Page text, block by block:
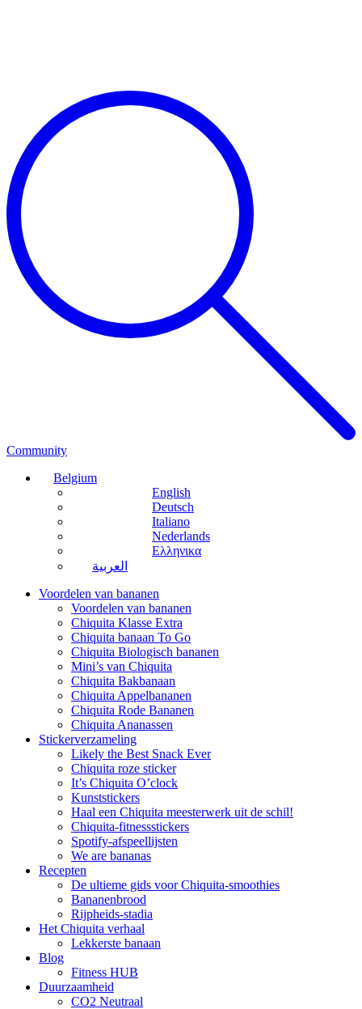
Community
Belgium
English
Deutsch
Italiano
Nederlands
Ελληνικα
العربية
Voordelen van bananen
Voordelen van bananen
Chiquita Klasse Extra
Chiquita banaan To Go
Chiquita Biologisch bananen
Mini’s van Chiquita
Chiquita Bakbanaan
Chiquita Appelbananen
Chiquita Rode Bananen
Chiquita Ananassen
Stickerverzameling
Likely the Best Snack Ever
Chiquita roze sticker
It’s Chiquita O’clock
Kunststickers
Haal een Chiquita meesterwerk uit de schil!
Chiquita-fitnessstickers
Spotify-afspeellijsten
We are bananas
Recepten
De ultieme gids voor Chiquita-smoothies
Bananenbrood
Rijpheids-stadia
Het Chiquita verhaal
Lekkerste banaan
Blog
Fitness HUB
Duurzaamheid
CO2 Neutraal